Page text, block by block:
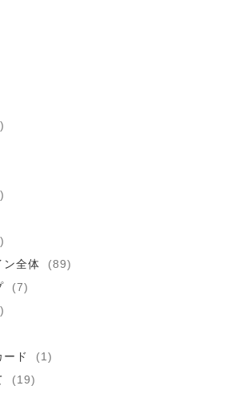
ン全体
(89)
(7)
ド
(1)
(19)